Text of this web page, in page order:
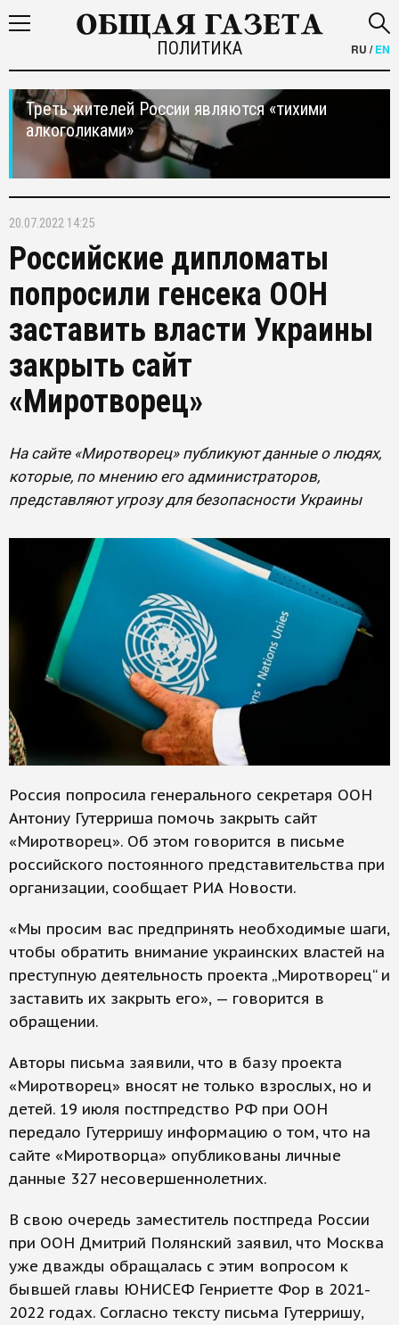
ПОЛИТИКА RU /EN
Треть жителей России являются «тихими
алкоголиками»
20.07.2022 14:25
Российские дипломаты
попросили генсека ООН
заставить власти Украины
закрыть сайт
«Миротворец»
На сайте «Миротворец» публикуют данные о людях,
которые, по мнению его администраторов,
представляют угрозу для безопасности Украины
Россия попросила генерального секретаря ООН
Антониу Гутерриша помочь закрыть сайт
«Миротворец». Об этом говорится в письме
российского постоянного представительства при
организации, сообщает РИА Новости.
«Мы просим вас предпринять необходимые шаги,
чтобы обратить внимание украинских властей на
преступную деятельность проекта „Миротворец“ и
заставить их закрыть его», — говорится в
обращении.
Авторы письма заявили, что в базу проекта
«Миротворец» вносят не только взрослых, но и
детей. 19 июля постпредство РФ при ООН
передало Гутерришу информацию о том, что на
сайте «Миротворца» опубликованы личные
данные 327 несовершеннолетних.
В свою очередь заместитель постпреда России
при ООН Дмитрий Полянский заявил, что Москва
уже дважды обращалась с этим вопросом к
бывшей главы ЮНИСЕФ Генриетте Фор в 2021-
2022 годах. Согласно тексту письма Гутерришу,